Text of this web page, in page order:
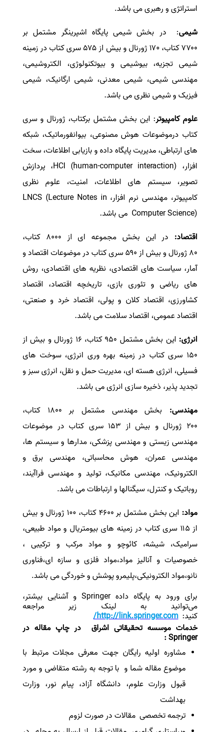
استراتژی و رهبری می باشد.
شیمی:
در بخش شیمی پایگاه اشپرینگر مشتمل بر
۷۷۰۰ کتاب، ۱۷۰ ژورنال و بیش از ۵۷۵ سری کتاب در زمینه
شیمی تجزیه، بیوشیمی و بیوتکنولوژی، الکتروشیمی،
مهندسی شیمی، شیمی معدنی، شیمی ارگانیک، شیمی
فیزیک و شیمی نظری می باشد.
علوم کامپیوتر: این بخش مشتمل برکتاب، ژورنال و سری
کتاب درموضوعات هوش مصنوعی، بیوانفورماتیک، شبکه
های ارتباطی، مدیریت پایگاه داده و بازیابی اطلاعات، سخت
افزار، (human-computer interaction) HCI
، پردازش
تصویر، سیستم های اطلاعات، امنیت، علوم نظری
کامپیوتر، مهندسی نرم افزار، LNCS (Lecture Notes in
Computer Science) می باشد.
اقتصاد:
در این بخش مجموعه ای از ۸۰۰۰ کتاب،
۸۰ ژورنال و بیش از ۵۹۰ سری کتاب در موضوعات اقتصاد و
آمار، سیاست های اقتصادی، نظریه های اقتصادی، روش
های ریاضی و تئوری بازی، تاریخچه اقتصاد، اقتصاد
کشاورزی، اقتصاد کلان و پولی، اقتصاد خرد و صنعتی،
اقتصاد عمومی، اقتصاد سلامت می باشد.
انرژی:
این بخش مشتمل ۹۵۰ کتاب، ۱۶ ژورنال و بیش از
۱۵۰ سری کتاب در زمینه بهره وری انرژی، سوخت های
فسیلی، انرژی هسته ای، مدیریت حمل و نقل، انرژی سبز و
تجدید پذیر، ذخیره سازی انرژی می باشد.
مهندسی:
بخش مهندسی مشتمل بر ۱۸۰۰ کتاب،
۲۰۰ ژورنال و بیش از ۱۵۳ سری کتاب در موضوعات
مهندسی زیستی و مهندسی پزشکی، مدارها و سیستم ها،
مهندسی عمران، هوش محاسباتی، مهندسی برق و
الکترونیک، مهندسی مکانیک، تولید و مهندسی فراآیند،
روباتیک و کنترل، سیگنالها و ارتباطات می باشد.
مواد:
این بخش مشتمل بر ۴۶۰۰ کتاب، ۱۰۰ ژورنال و بیش
از ۱۱۵ سری کتاب در زمینه های بیومتریال و مواد طبیعی،
سرامیک، شیشه، کائوچو و مواد مرکب و ترکیبی ،
خصوصیات و آنالیز مواد،مواد فلزی و سازه ای،فناوری
نانو،مواد الکترونیکی،پلیمرو پوشش و خوردگی می باشد.
برای ورود به پایگاه داده Springer و آشنایی بیشتر،
می‌توانید به لینک زیر مراجعه
کنید: http://link.springer.com/
خدمات موسسه تحقیقاتی اشراق در چاپ مقاله در
Springer
:
مشاوره اولیه رایگان جهت معرفی مجلات مرتبط با
موضوع مقاله شما و با توجه به رشته متقاضی و مورد
قبول وزارت علوم، دانشگاه آزاد، پیام نور، وزارت
بهداشت
ترجمه تخصصی مقالات در صورت لزوم